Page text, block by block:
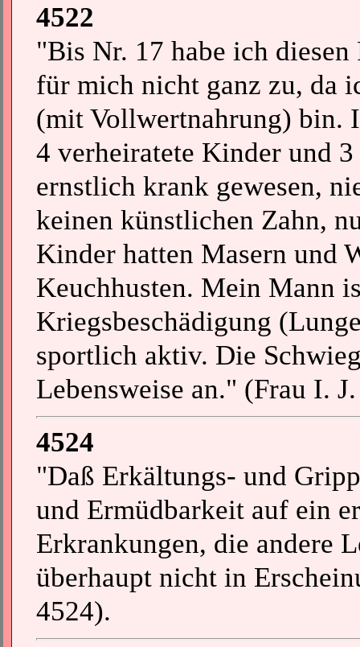
4522
"Bis Nr. 17 habe ich
für mich nicht ganz zu, da
(mit Vollwertnahrung) bin.
4 verheiratete Kinder und
ernstlich krank gewesen,
keinen künstlichen Zahn,
Kinder hatten Masern und
Keuchhusten. Mein Mann
Kriegsbeschädigung
sportlich aktiv. Die
Lebensweise an." (Frau I.
4524
"Daß Erkältungs- und
und Ermüdbarkeit auf ein
Erkrankungen, die andere
überhaupt nicht in
4524).